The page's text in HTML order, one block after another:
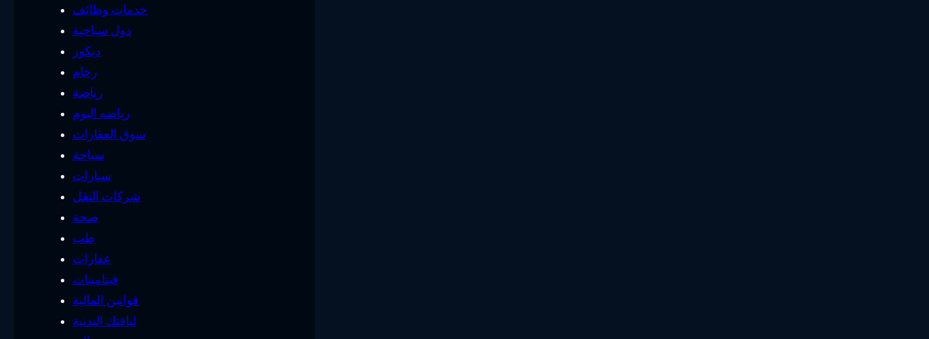
خدمات وظائف
دول سياحية
ديكور
رخام
رياضة
رياضه اليوم
سوق العقارات
سياحة
سيارات
شركات النقل
صحة
طب
عقارات
فيتامينات
قوانين المالية
لياقتك البدنية